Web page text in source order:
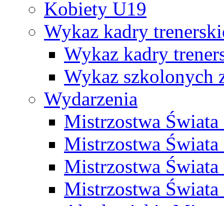
Kobiety U19
Wykaz kadry
Wykaz kadry
Wykaz szkolonych
Wydarzenia
Mistrzostwa
Mistrzostwa
Mistrzostwa
Mistrzostwa